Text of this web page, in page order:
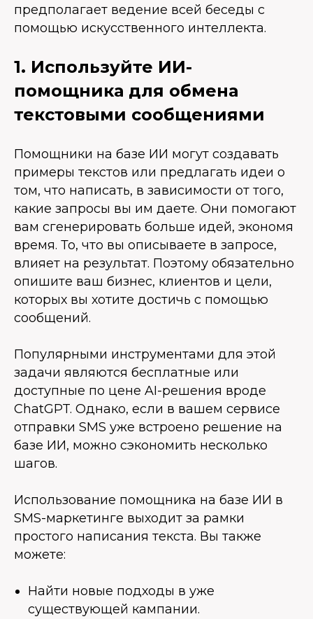
предполагает ведение всей беседы с
помощью искусственного интеллекта.
1. Используйте ИИ-
помощника для обмена
текстовыми сообщениями
Помощники на базе ИИ могут создавать
примеры текстов или предлагать идеи о
том, что написать, в зависимости от того,
какие запросы вы им даете. Они помогают
вам сгенерировать больше идей, экономя
время. То, что вы описываете в запросе,
влияет на результат. Поэтому обязательно
опишите ваш бизнес, клиентов и цели,
которых вы хотите достичь с помощью
сообщений.
Популярными инструментами для этой
задачи являются бесплатные или
доступные по цене AI-решения вроде
ChatGPT. Однако, если в вашем сервисе
отправки SMS уже встроено решение на
базе ИИ, можно сэкономить несколько
шагов.
Использование помощника на базе ИИ в
SMS-маркетинге выходит за рамки
простого написания текста. Вы также
можете:
Найти новые подходы в уже
существующей кампании.